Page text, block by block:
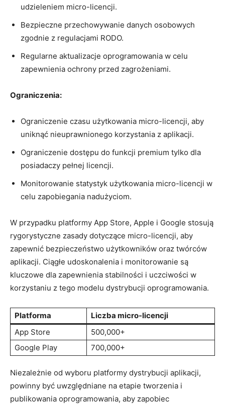
udzieleniem micro-licencji.
Bezpieczne przechowywanie danych osobowych
zgodnie z regulacjami RODO.
Regularne aktualizacje oprogramowania w celu
zapewnienia ochrony ‌przed zagrożeniami.
Ograniczenia:
Ograniczenie czasu użytkowania micro-licencji, aby
uniknąć nieuprawnionego korzystania z ‌aplikacji.
Ograniczenie dostępu do funkcji premium⁢ tylko dla
posiadaczy pełnej licencji.
Monitorowanie statystyk użytkowania​ micro-licencji w
celu zapobiegania nadużyciom.
W⁣ przypadku platformy App Store, Apple i Google stosują‌
rygorystyczne zasady dotyczące micro-licencji, aby
zapewnić bezpieczeństwo użytkowników oraz ‌twórców
aplikacji.‍ Ciągłe udoskonalenia i monitorowanie są
kluczowe dla zapewnienia‍ stabilności i uczciwości ⁢w ​
korzystaniu z tego modelu dystrybucji oprogramowania.
Platforma
Liczba micro-licencji
App Store
500,000+
Google Play
700,000+
Niezależnie od wyboru platformy dystrybucji aplikacji,
powinny być​ uwzględniane na etapie⁣ tworzenia i⁣
publikowania​ oprogramowania, aby zapobiec